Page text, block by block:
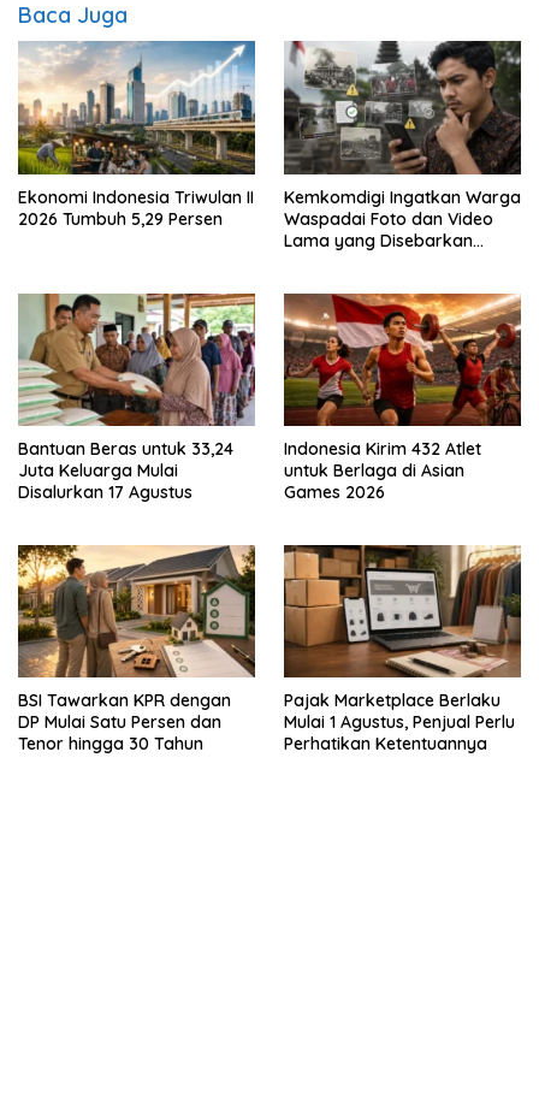
Baca Juga
Ekonomi Indonesia Triwulan II
2026 Tumbuh 5,29 Persen
Kemkomdigi Ingatkan Warga
Waspadai Foto dan Video
Lama yang Disebarkan
Bantuan Beras untuk 33,24
Juta Keluarga Mulai
Disalurkan 17 Agustus
Indonesia Kirim 432 Atlet
untuk Berlaga di Asian
Games 2026
BSI Tawarkan KPR dengan
DP Mulai Satu Persen dan
Tenor hingga 30 Tahun
Pajak Marketplace Berlaku
Mulai 1 Agustus, Penjual Perlu
Perhatikan Ketentuannya